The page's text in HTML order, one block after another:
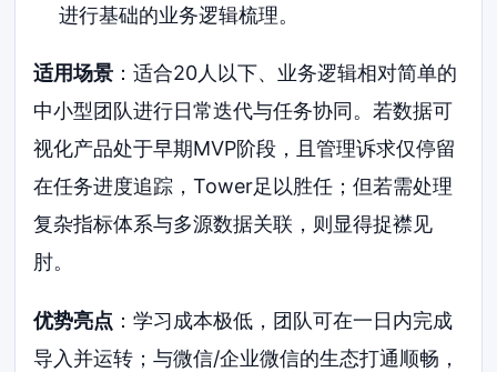
进行基础的业务逻辑梳理。
适用场景 ：适合20人以下、业务逻辑相对简单的
中小型团队进行日常迭代与任务协同。若数据可
视化产品处于早期MVP阶段，且管理诉求仅停留
在任务进度追踪，Tower足以胜任；但若需处理
复杂指标体系与多源数据关联，则显得捉襟见
肘。
优势亮点 ：学习成本极低，团队可在一日内完成
导入并运转；与微信/企业微信的生态打通顺畅，